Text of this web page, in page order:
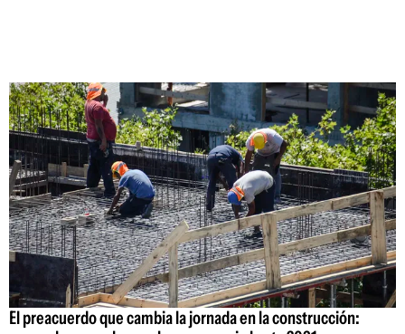
El preacuerdo que cambia la jornada en la construcción: